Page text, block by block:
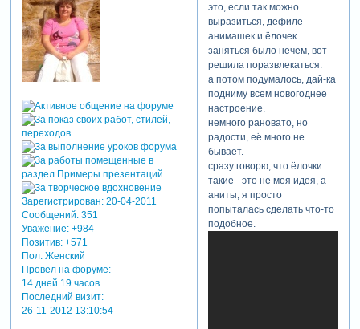
Зарегистрирован: 20-04-2011
Сообщений:351
Уважение: +984
Позитив: +571
Пол:Женский
Провел на форуме:
14 дней 19 часов
Последний визит:
26-11-2012 13:10:54
это, если так можно
выразиться, дефиле
анимашек и ёлочек.
заняться было нечем, вот
решила поразвлекаться.
а потом подумалось, дай-ка
подниму всем новогоднее
настроение.
немного рановато, но
радости, её много не
бывает.
сразу говорю, что ёлочки
такие - это не моя идея, а
аниты, я просто
попыталась сделать что-то
подобное.